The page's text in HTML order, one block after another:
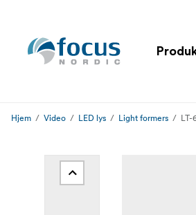
Hjem Video LED lys Light formers LT-